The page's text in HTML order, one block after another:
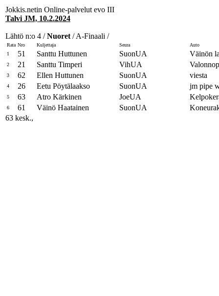
Jokkis.netin Online-palvelut evo III
Talvi JM, 10.2.2024
Lähtö n:o 4 /Nuoret / A-Finaali /
Rata Nro Kuljettaja Seura
Auto
1
51 Santtu Huttunen SuonUA Väinön
2 21 Santtu Timperi VihUA
3 62 Ellen Huttunen SuonUA viesta
4 26 Eetu Pöytälaakso SuonUA jm pipe
5 63 Atro Kärkinen JoeUA
6 61 Väinö Haatainen SuonUA
63 kesk.,